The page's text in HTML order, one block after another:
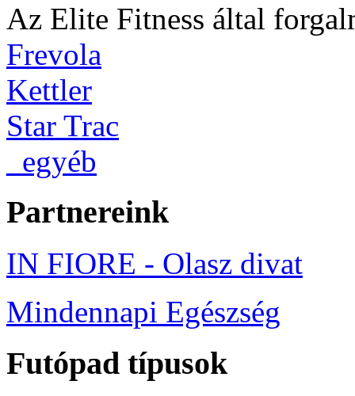
Az Elite Fitness által
Frevola
Kettler
Star Trac
_egyéb
Partnereink
IN FIORE - Olasz divat
Mindennapi Egészség
Futópad típusok